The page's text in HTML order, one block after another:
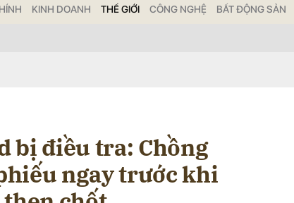
KINH DOANH THẾ GIỚI CÔNG NGHỆ BẤT ĐỘNG SẢN
bị điều tra: Chồng
ngay trước khi